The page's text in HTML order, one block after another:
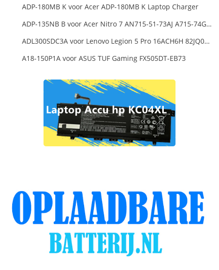
ADP-180MB K voor Acer ADP-180MB K Laptop Charger
ADP-135NB B voor Acer Nitro 7 AN715-51-73AJ A715-74G-52B0 Notebook
ADL300SDC3A voor Lenovo Legion 5 Pro 16ACH6H 82JQ008HUK 82JQ008
A18-150P1A voor ASUS TUF Gaming FX505DT-EB73